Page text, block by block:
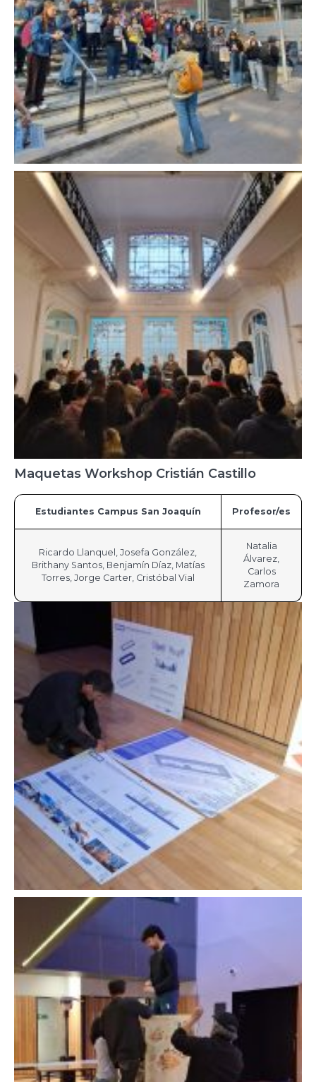
Maquetas Workshop Cristián Castillo
Estudiantes Campus San Joaquín Profesor/es
Ricardo Llanquel, Josefa González,
Brithany Santos, Benjamín Díaz, Matías
Torres, Jorge Carter, Cristóbal Vial
Natalia
Álvarez,
Carlos
Zamora